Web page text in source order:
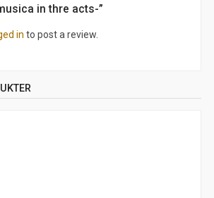
in thre acts-”
in to post a review.